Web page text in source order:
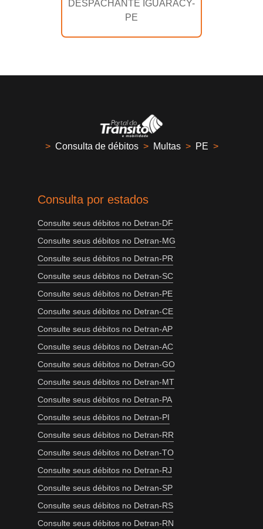
DESPACHANTE IGUARACY-
PE
> Consulta de débitos > Multas > PE >
Consulta por estados
Consulte seus débitos no Detran-DF
Consulte seus débitos no Detran-MG
Consulte seus débitos no Detran-PR
Consulte seus débitos no Detran-SC
Consulte seus débitos no Detran-PE
Consulte seus débitos no Detran-CE
Consulte seus débitos no Detran-AP
Consulte seus débitos no Detran-AC
Consulte seus débitos no Detran-GO
Consulte seus débitos no Detran-MT
Consulte seus débitos no Detran-PA
Consulte seus débitos no Detran-PI
Consulte seus débitos no Detran-RR
Consulte seus débitos no Detran-TO
Consulte seus débitos no Detran-RJ
Consulte seus débitos no Detran-SP
Consulte seus débitos no Detran-RS
Consulte seus débitos no Detran-RN